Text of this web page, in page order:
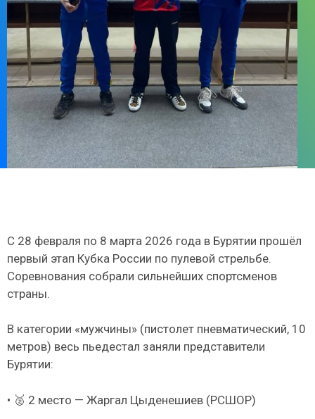
С 28 февраля по 8 марта 2026 года в Бурятии прошёл
первый этап Кубка России по пулевой стрельбе.
Соревнования собрали сильнейших спортсменов
страны.
В категории «мужчины» (пистолет пневматический, 10
метров) весь пьедестал заняли представители
Бурятии:
• 🥈 2 место — Жаргал Цыденешиев (РСШОР)